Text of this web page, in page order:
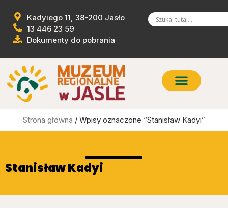
Kadyiego 11, 38-200 Jasło
13 446 23 59
Dokumenty do pobrania
Strona główna / Wpisy oznaczone “Stanisław Kadyi”
Stanisław Kadyi